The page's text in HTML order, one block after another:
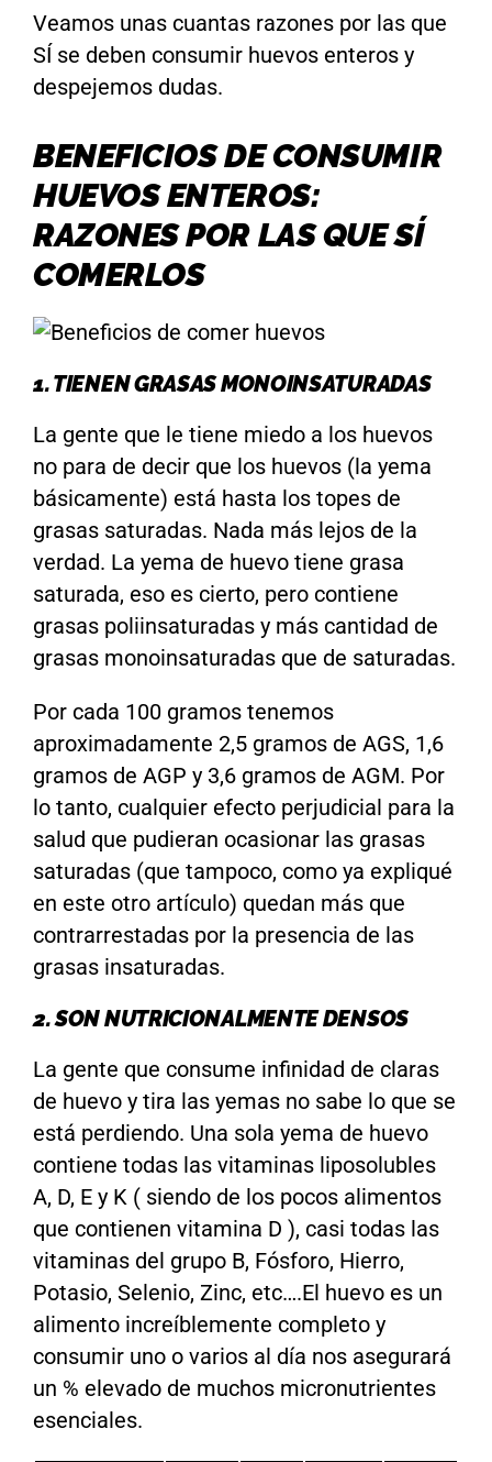
Veamos unas cuantas razones por las que
SÍ se deben consumir huevos enteros y
despejemos dudas.
BENEFICIOS DE CONSUMIR
HUEVOS ENTEROS:
RAZONES POR LAS QUE SÍ
COMERLOS
1. TIENEN GRASAS MONOINSATURADAS
La gente que le tiene miedo a los huevos
no para de decir que los huevos (la yema
básicamente) está hasta los topes de
grasas saturadas. Nada más lejos de la
verdad. La yema de huevo tiene grasa
saturada, eso es cierto, pero contiene
grasas poliinsaturadas y más cantidad de
grasas monoinsaturadas que de saturadas.
Por cada 100 gramos tenemos
aproximadamente 2,5 gramos de AGS, 1,6
gramos de AGP y 3,6 gramos de AGM. Por
lo tanto, cualquier efecto perjudicial para la
salud que pudieran ocasionar las grasas
saturadas (que tampoco, como ya expliqué
en este otro artículo) quedan más que
contrarrestadas por la presencia de las
grasas insaturadas.
2. SON NUTRICIONALMENTE DENSOS
La gente que consume infinidad de claras
de huevo y tira las yemas no sabe lo que se
está perdiendo. Una sola yema de huevo
contiene todas las vitaminas liposolubles
A, D, E y K ( siendo de los pocos alimentos
que contienen vitamina D ), casi todas las
vitaminas del grupo B, Fósforo, Hierro,
Potasio, Selenio, Zinc, etc….El huevo es un
alimento increíblemente completo y
consumir uno o varios al día nos asegurará
un % elevado de muchos micronutrientes
esenciales.